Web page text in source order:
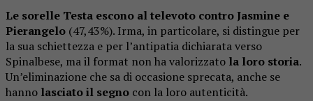
Le sorelle Testa escono al televoto contro Jasmine e
Pierangelo (47,43%). Irma, in particolare, si distingue per
la sua schiettezza e per l’antipatia dichiarata verso
Spinalbese, ma il format non ha valorizzato la loro storia.
Un’eliminazione che sa di occasione sprecata, anche se
hanno lasciato il segno con la loro autenticità.